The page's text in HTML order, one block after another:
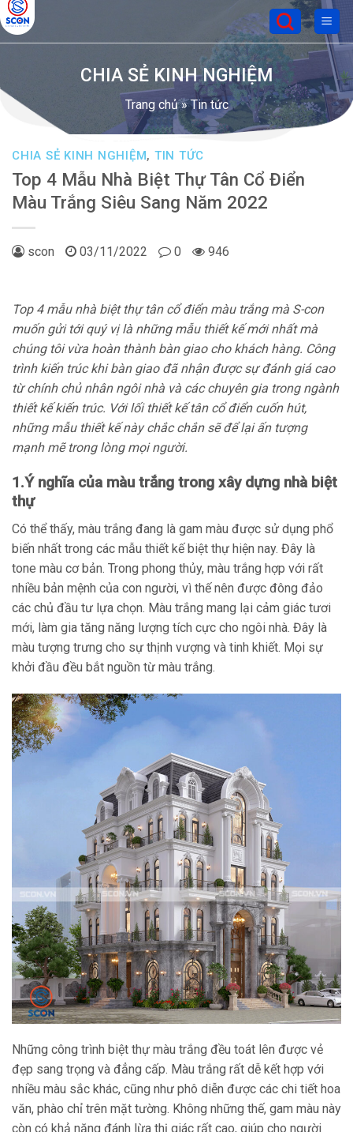
Skip
to
content
CHIA SẺ KINH NGHIỆM
Trang chủ»Tin tức
CHIA SẺ KINH NGHIỆM, TIN TỨC
Top 4 Mẫu Nhà Biệt Thự Tân Cổ Điển
Màu Trắng Siêu Sang Năm 2022
scon 03/11/2022 0 946
Top 4 mẫu nhà biệt thự tân cổ điển màu trắng mà S-con
muốn gửi tới quý vị là những mẫu thiết kế mới nhất mà
chúng tôi vừa hoàn thành bàn giao cho khách hàng. Công
trình kiến trúc khi bàn giao đã nhận được sự đánh giá cao
từ chính chủ nhân ngôi nhà và các chuyên gia trong ngành
thiết kế kiến trúc. Với lối thiết kế tân cổ điển cuốn hút,
những mẫu thiết kế này chắc chắn sẽ để lại ấn tượng
mạnh mẽ trong lòng mọi người.
1.Ý nghĩa của màu trắng trong xây dựng nhà biệt
thự
Có thể thấy, màu trắng đang là gam màu được sử dụng phổ
biến nhất trong các mẫu thiết kế biệt thự hiện nay. Đây là
tone màu cơ bản. Trong phong thủy, màu trắng hợp với rất
nhiều bản mệnh của con người, vì thế nên được đông đảo
các chủ đầu tư lựa chọn. Màu trắng mang lại cảm giác tươi
mới, làm gia tăng năng lượng tích cực cho ngôi nhà. Đây là
màu tượng trưng cho sự thịnh vượng và tinh khiết. Mọi sự
khởi đầu đều bắt nguồn từ màu trắng.
Những công trình biệt thự màu trắng đều toát lên được vẻ
đẹp sang trọng và đẳng cấp. Màu trắng rất dễ kết hợp với
nhiều màu sắc khác, cũng như phô diễn được các chi tiết hoa
văn, phào chỉ trên mặt tường. Không những thế, gam màu này
còn có khả năng đánh lừa thị giác rất cao, giúp cho người